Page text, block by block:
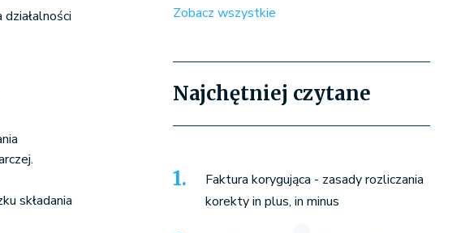
składania
Zobacz wszystkie
Najchętniej czytane
Faktura korygująca - zasady rozliczania
korekty in plus, in minus